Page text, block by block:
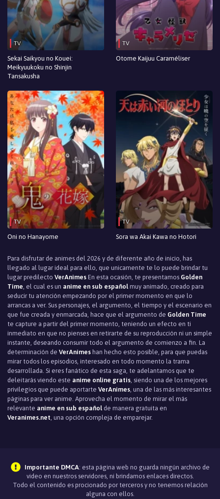
Episodio 3
Episodio 2
Episodio 1
TV
Sekai Saikyou no Kouei:
Meikyuukoku no Shinjin
Tansakusha
TV
Otome Kaijuu Caraméliser
TV
Oni no Hanayome
TV
Sora wa Akai Kawa no Hotori
Para disfrutar de animes del 2026 y de diferente año de inicio, has
llegado al lugar ideal para ello, que unicamente te lo puede brindar tu
lugar predilecto VerAnimes En esta ocasión, te presentamos Golden
Time , el cual es un anime en sub español muy animado, creado para
seducir tu atención empezando por el primer momento en que lo
arrancas a ver. Sus personajes, el argumento, el tiempo y el escenario en
que fue creada y enmarcada, hace que el argumento de Golden Time
te capture a partir del primer momento, teniendo un efecto en ti
inmediato en que no pienses en retirarte de su reproducción ni un simple
instante, deseando consumir todo el argumento de comienzo a fin. La
determinación de VerAnimes han hecho esto posible, para que puedas
mirar todos los episodios, interesado en todo momento la trama
desarrollada. Si eres fanático de esta saga, te adelantamos que te
deleitarás viendo este anime online gratis , siendo una de los mejores
privilegios que puede aportarte VerAnimes , una de las más interesantes
páginas para ver anime. Aprovecha el momento de mirar el más
relevante anime en sub español de manera gratuita en
Veranimes.net , una opción compleja de emparejar.
Importante DMCA: esta página web no guarda ningún archivo de
video en nuestros servidores, ni brindamos enlaces directos.
Todo el contenido es procionado por terceros y no tenemos relación
alguna con ellos.